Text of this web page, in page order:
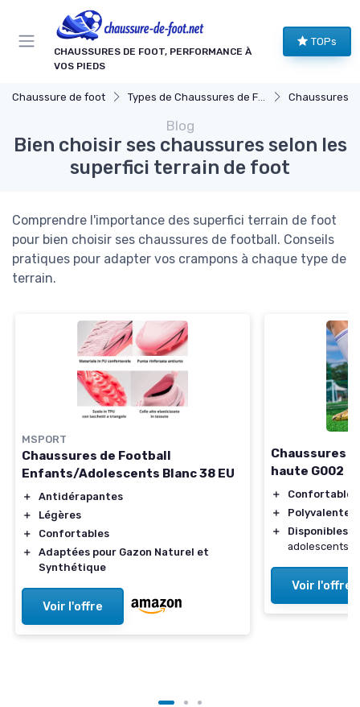
CHAUSSURES DE FOOT, PERFORMANCE À
VOS PIEDS
TOPs
Chaussure de foot Types de Chaussures de Football Chaussures
Blog
Bien choisir ses chaussures selon les
superfici terrain de foot
Comprendre l'importance des superfici terrain de foot
pour bien choisir ses chaussures de football. Conseils
pratiques pour adapter vos crampons à chaque type de
terrain.
MSPORT
Chaussures de Football
Enfants/Adolescents Blanc 38 EU
＋
Antidérapantes
＋
Légères
＋
Confortables
＋
Adaptées pour Gazon Naturel et
Synthétique
Voir l'offre
Chaussures
haute G002
＋ Confortables
＋
Polyvalentes
＋
Disponibles
adolescents
Voir l'offre
Panneau de gestion des cookies